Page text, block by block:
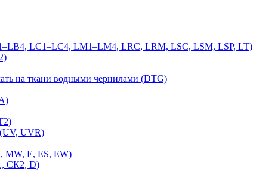
LC1–LC4, LM1–LM4, LRC, LRM, LSC, LSM, LSP, LT)
на ткани водными чернилами (DTG)
(UV, UVR)
MW, E, ES, EW)
СК2, D)